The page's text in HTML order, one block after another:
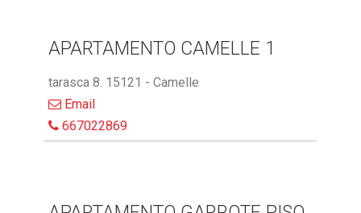
APARTAMENTO CAMELLE 1
tarasca 8. 15121 - Camelle
Email
667022869